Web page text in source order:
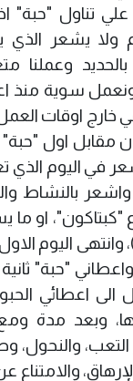
تناول "حبة"
يشعر الذي
وعملنا
ونعمل سوية منذ
خارج اوقات العمل
مقابل اول "حبة"
في اليوم الذي
بالنشاط
او
اليوم
واعطاني "حبة"
الى اعطائي
وبعد مدة
والنحول،
والامتناع